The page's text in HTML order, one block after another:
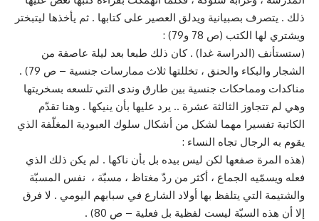
ذلك . يتصرف بصبيانية ويدلق العصير على كتابها . ثم يأخذها ليتبختر
ويشتري لها الكتب (ص 78 و79) :
(ستستأنف (الدراسة غدا) . كان ذلك طبعا بعد ليلة عاصفة من
الشجار والبكاء والحنق ، تخللتها ثلاث ممارسات جنسية – ص 79) .
مناكدات ومماحكات جنسية بين طارق وندى التي تلسعه بسخريتها
وهي لم تتجاوز الثالثة عشرة .. يرد عليها بأن ينيكها . وهنا تقدّم
الكاتبة تفسيرا مهما لشكل من أشكال سلوك العبودية المغلّفة الذي
يقوم به الرجال تجاه النساء :
(هذه المرة صفعها لكن ليس بيده بل بأن ناكها . لم يكن ذلك الذي
فعله ويسمّيه الجماع ، أكثر من ردّ مغتاظ ، مسبّة ، نفس المسبّة
والشتيمة التي يتلفظ بها أولاد الشارع في سبابهم اليومي . لا فرق
إلا أن هذه السبّة ليست لفظية بل فعلية – ص 80) .